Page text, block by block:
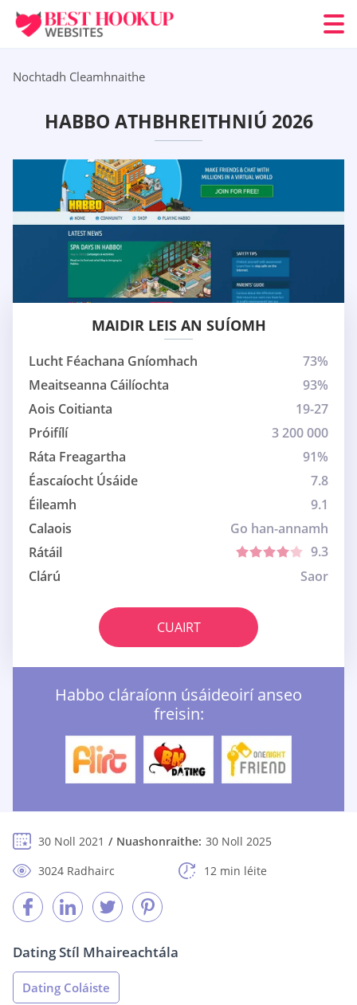
Nochtadh Cleamhnaithe
HABBO ATHBHREITHNIÚ 2026
MAIDIR LEIS AN SUÍOMH
Lucht Féachana Gníomhach
73%
Meaitseanna Cáilíochta
93%
Aois Coitianta
19-27
Próifílí
3 200 000
Ráta Freagartha
91%
Éascaíocht Úsáide
7.8
Éileamh
9.1
Calaois
Go han-annamh
Rátáil
9.3
Clárú
Saor
CUAIRT
Habbo cláraíonn úsáideoirí anseo
freisin:
30 Noll 2021 Nuashonraithe: 30 Noll 2025
3024 Radhairc
12 min léite
Dating Stíl Mhaireachtála
Dating Coláiste